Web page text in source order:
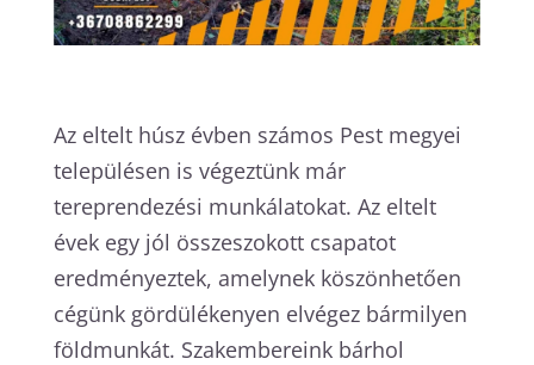
Az eltelt húsz évben számos Pest megyei
településen is végeztünk már
tereprendezési munkálatokat. Az eltelt
évek egy jól összeszokott csapatot
eredményeztek, amelynek köszönhetően
cégünk gördülékenyen elvégez bármilyen
földmunkát. Szakembereink bárhol